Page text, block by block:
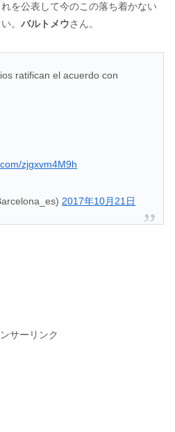
を公表して今のこの落ち着かない
。 バルトメウさん。
ratifican el acuerdo con
zjgxvm4M9h
2017年10月21日
サーリンク